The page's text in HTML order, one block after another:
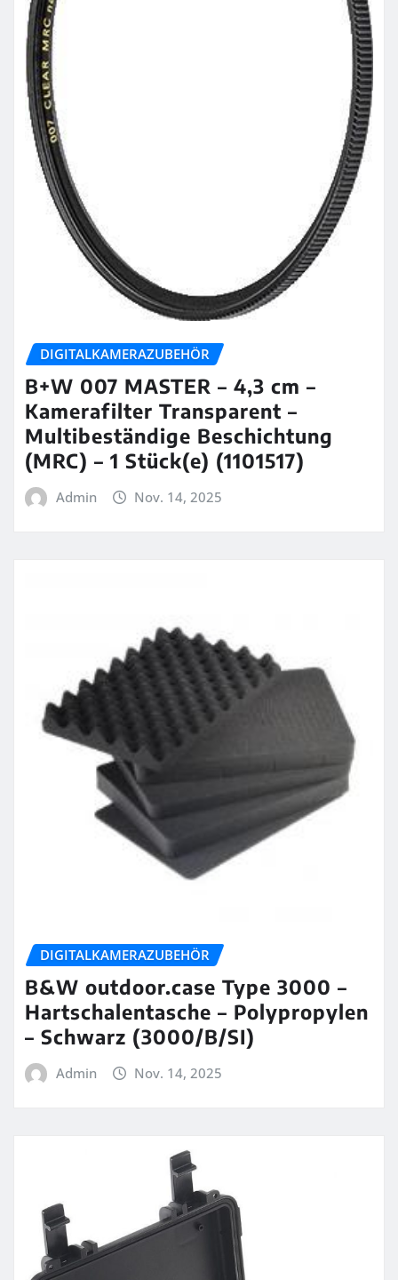
DIGITALKAMERAZUBEHÖR
B+W 007 MASTER – 4,3 cm –
Kamerafilter Transparent –
Multibeständige Beschichtung
(MRC) – 1 Stück(e) (1101517)
Admin Nov. 14, 2025
DIGITALKAMERAZUBEHÖR
B&W outdoor.case Type 3000 –
Hartschalentasche – Polypropylen
– Schwarz (3000/B/SI)
Admin Nov. 14, 2025